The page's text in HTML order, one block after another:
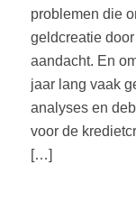
problemen die
geldcreatie
aandacht. En
jaar lang vaak
analyses en
voor de
[…]